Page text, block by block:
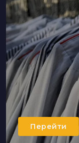
Перейти